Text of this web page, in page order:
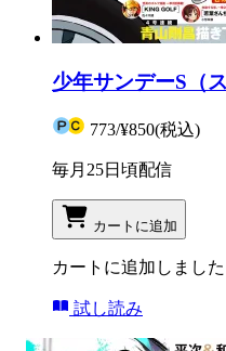
少年サンデーS（
773/¥850(税込)
毎月25日頃配信
カートに追加
カートに追加しました
試し読み